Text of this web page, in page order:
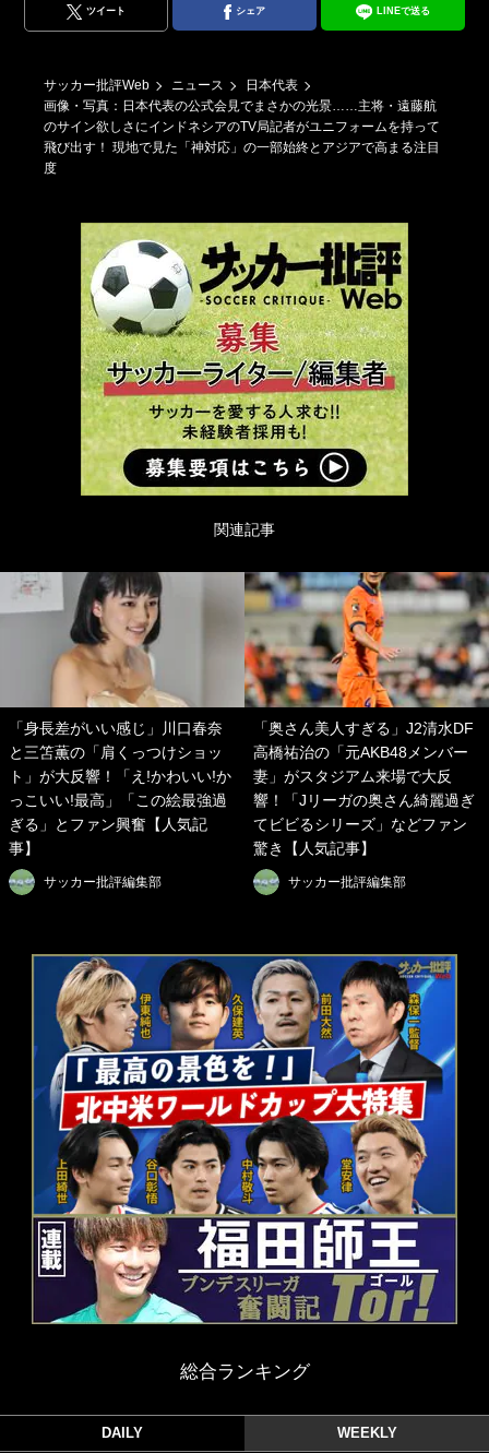
ツイート シェア LINEで送る
サッカー批評Web ニュース
日本代表
画像・写真：日本代表の公式会見でまさかの光景……主将・遠藤航
のサイン欲しさにインドネシアのTV局記者がユニフォームを持って
飛び出す！ 現地で見た「神対応」の一部始終とアジアで高まる注目
度
関連記事
「身長差がいい感じ」川口春奈
と三笘薫の「肩くっつけショッ
ト」が大反響！「え!かわいい!か
っこいい!最高」「この絵最強過
ぎる」とファン興奮【人気記
事】
サッカー批評編集部
「奥さん美人すぎる」J2清水DF
高橋祐治の「元AKB48メンバー
妻」がスタジアム来場で大反
響！「Jリーガの奥さん綺麗過ぎ
てビビるシリーズ」などファン
驚き【人気記事】
サッカー批評編集部
総合ランキング
DAILY WEEKLY